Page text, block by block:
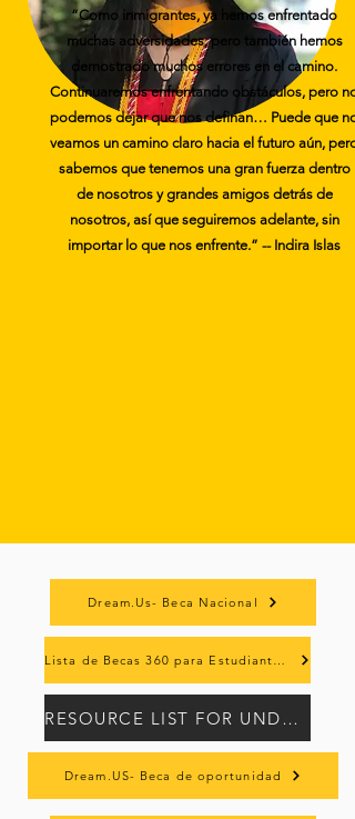
“Como inmigrantes, ya hemos enfrentado
muchas adversidades, pero también hemos
demostrado muchos errores en el camino.
Continuaremos enfrentando obstáculos, pero no
podemos dejar que nos definan… Puede que no
veamos un camino claro hacia el futuro aún, pero
sabemos que tenemos una gran fuerza dentro
de nosotros y grandes amigos detrás de
nosotros, así que seguiremos adelante, sin
importar lo que nos enfrente.” -- Indira Islas
Dream.Us- Beca Nacional
Lista de Becas 360 para Estudiantes Inmigrantes
RESOURCE LIST FOR UNDOCUMENTED STUDENTS (ENG/SPN)
Dream.US- Beca de oportunidad